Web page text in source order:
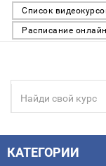
Список
Расписание
КАТЕГОРИИ